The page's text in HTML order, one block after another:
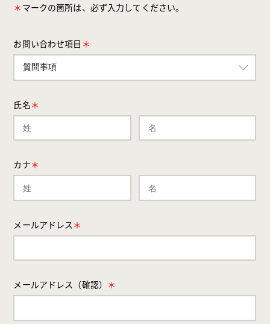
＊ マークの箇所は、必ず入力してください。
お問い合わせ項目 ＊
氏名＊
カナ＊
メールアドレス ＊
メールアドレス（確認） ＊